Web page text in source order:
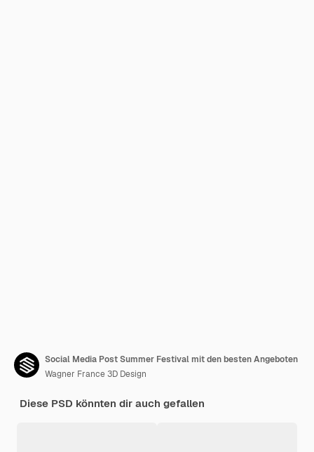
Social Media Post Summer Festival mit den besten Angeboten
Wagner France 3D Design
Diese PSD könnten dir auch gefallen